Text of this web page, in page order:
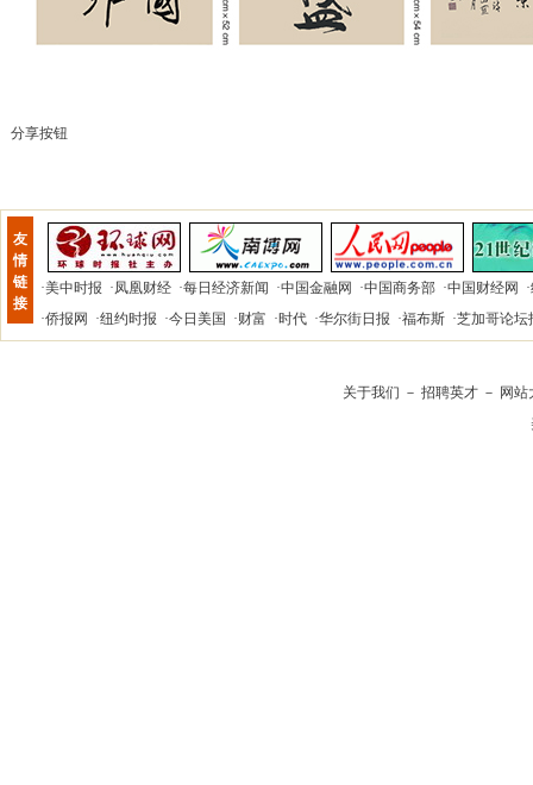
分享按钮
友
情
链
接
·美中时报 ·凤凰财经 ·每日经济新闻 ·中国金融网 ·中国商务部 ·中国财经网 ·
·侨报网 ·纽约时报 ·今日美国 ·财富 ·时代 ·华尔街日报 ·福布斯 ·芝加哥论坛
关于我们 － 招聘英才 － 网站